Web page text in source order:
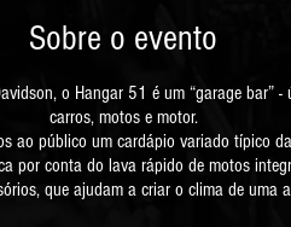
Sobre o evento
o Hangar 51 é um “garage bar”
carros, motos e motor.
ao público um cardápio variado típico
por conta do lava rápido de motos
que ajudam a criar o clima de uma